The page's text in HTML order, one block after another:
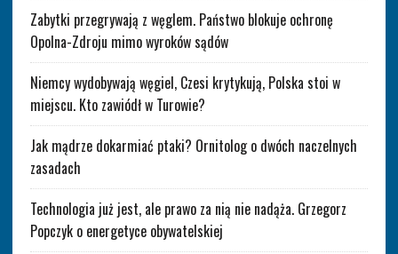
Zabytki przegrywają z węglem. Państwo blokuje ochronę
Opolna-Zdroju mimo wyroków sądów
Niemcy wydobywają węgiel, Czesi krytykują, Polska stoi w
miejscu. Kto zawiódł w Turowie?
Jak mądrze dokarmiać ptaki? Ornitolog o dwóch naczelnych
zasadach
Technologia już jest, ale prawo za nią nie nadąża. Grzegorz
Popczyk o energetyce obywatelskiej